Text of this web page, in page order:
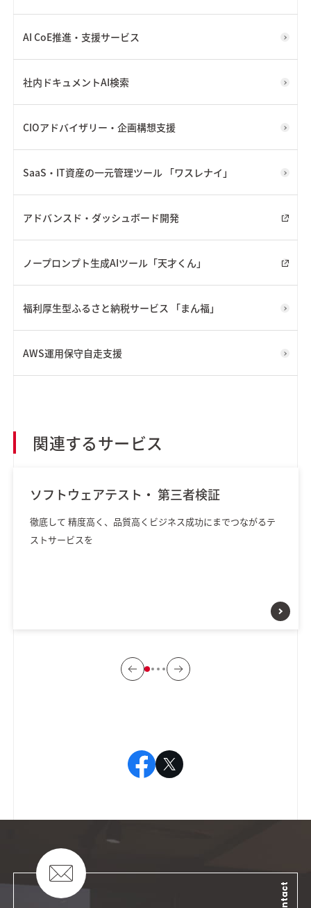
AI CoE推進・支援サービス
社内ドキュメントAI検索
CIOアドバイザリー・企画構想支援
SaaS・IT資産の一元管理ツール 「ワスレナイ」
アドバンスド・ダッシュボード開発
ノープロンプト生成AIツール「天才くん」
福利厚生型ふるさと納税サービス 「まん福」
AWS運用保守自走支援
関連するサービス
ソフトウェアテスト・ 第三者検証
徹底して 精度高く、品質高くビジネス成功にまでつながるテ
ストサービスを